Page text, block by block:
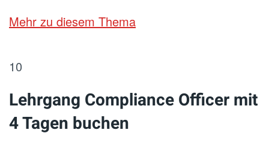
Mehr zu diesem Thema
10
Lehrgang Compliance Officer mit
4 Tagen buchen